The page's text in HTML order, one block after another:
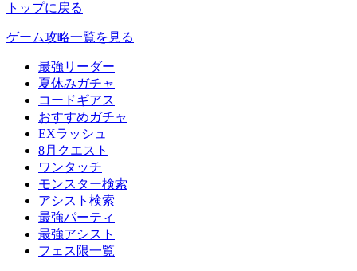
トップに戻る
ゲーム攻略一覧を見る
最強リーダー
夏休みガチャ
コードギアス
おすすめガチャ
EXラッシュ
8月クエスト
ワンタッチ
モンスター検索
アシスト検索
最強パーティ
最強アシスト
フェス限一覧